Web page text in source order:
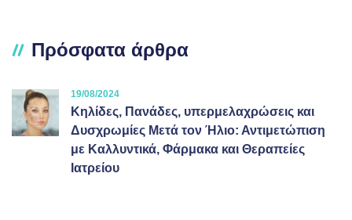
Πρόσφατα άρθρα
19/08/2024
Κηλίδες, Πανάδες, υπερμελαχρώσεις και
Δυσχρωμίες Μετά τον Ήλιο: Αντιμετώπιση
με Καλλυντικά, Φάρμακα και Θεραπείες
Ιατρείου